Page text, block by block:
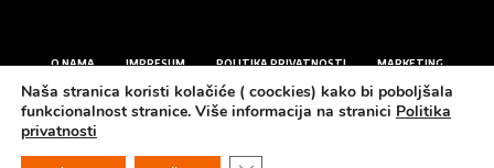
O NAMA IMPRESUM POLITIKA PRIVATNOSTI MARKETING
© 2022. Sva prava zadržana NOVINARI ONLINE, Dizajn MIODRAG ŽIVKOVIĆ
Naša stranica koristi kolačiće ( coockies) kako bi poboljšala
funkcionalnost stranice. Više informacija na stranici Politika
privatnosti